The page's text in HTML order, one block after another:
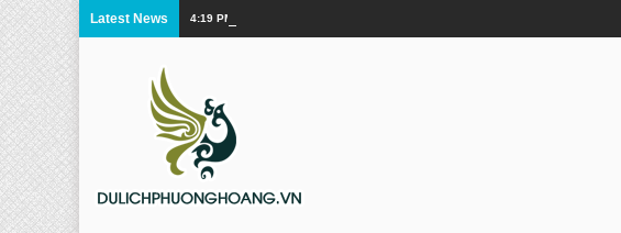
Latest News 4:19 PM